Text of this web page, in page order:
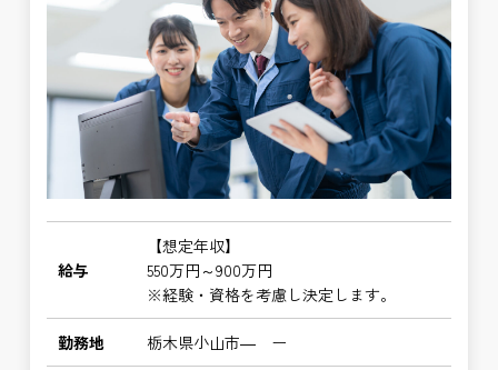
給与
【想定年収】
550万円～900万円
※経験・資格を考慮し決定します。
勤務地 栃木県小山市― ー